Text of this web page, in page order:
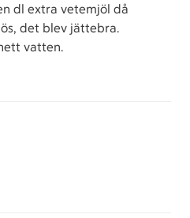
dl extra vetemjöl då
det blev jättebra.
vatten.